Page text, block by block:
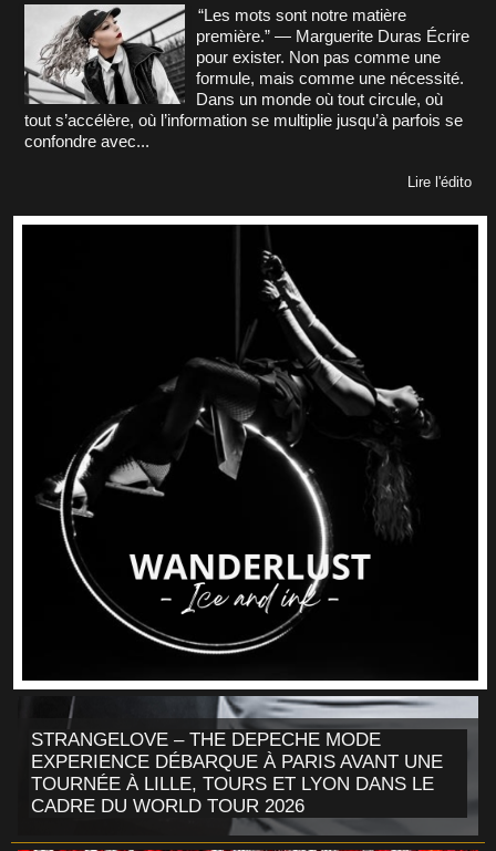
“Les mots sont notre matière
première.” — Marguerite Duras Écrire
pour exister. Non pas comme une
formule, mais comme une nécessité.
Dans un monde où tout circule, où
tout s’accélère, où l’information se multiplie jusqu’à parfois se
confondre avec...
Lire l'édito
STRANGELOVE – THE DEPECHE MODE
EXPERIENCE DÉBARQUE À PARIS AVANT UNE
TOURNÉE À LILLE, TOURS ET LYON DANS LE
CADRE DU WORLD TOUR 2026